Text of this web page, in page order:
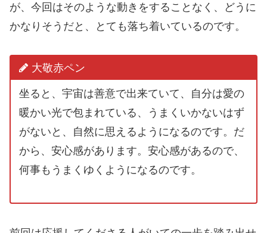
が、今回はそのような動きをすることなく、どうに
かなりそうだと、とても落ち着いているのです。
大敬赤ペン
坐ると、宇宙は善意で出来ていて、自分は愛の
暖かい光で包まれている、うまくいかないはず
がないと、自然に思えるようになるのです。だ
から、安心感があります。安心感があるので、
何事もうまくゆくようになるのです。